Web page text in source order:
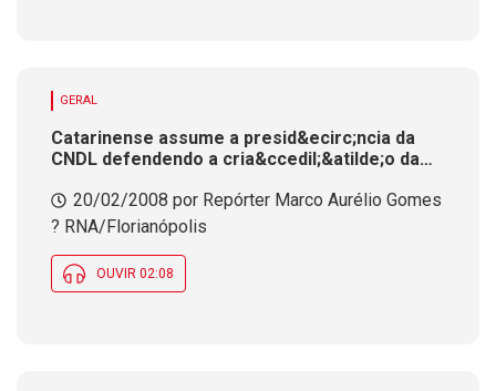
GERAL
Catarinense assume a presid&ecirc;ncia da
CNDL defendendo a cria&ccedil;&atilde;o da
20/02/2008 por Repórter Marco Aurélio Gomes
? RNA/Florianópolis
OUVIR 02:08